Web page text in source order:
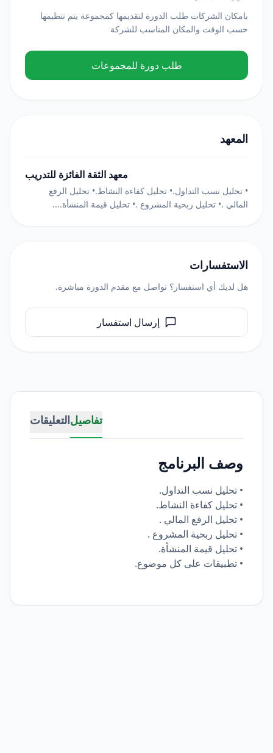
تفاصيلالتعليقات
وصف البرنامج
• تحليل نسب التداول.
• تحليل كفاءة النشاط.
• تحليل الرفع المالي .
• تحليل ربحية المشروع .
• تحليل قيمة المنشأة.
• تطبيقات على كل موضوع.
بامكان الشركات طلب الدورة لتقديمها كمجموعة يتم تنظيمها
حسب الوقت والمكان المناسب للشركة
طلب دورة للمجموعات
المعهد
معهد الثقة الفائزة للتدريب
• تحليل نسب التداول.• تحليل كفاءة النشاط.• تحليل الرفع
المالي .• تحليل ربحية المشروع .• تحليل قيمة المنشأة....
الاستفسارات
هل لديك أي استفسار؟ تواصل مع مقدم الدورة مباشرة.
إرسال استفسار